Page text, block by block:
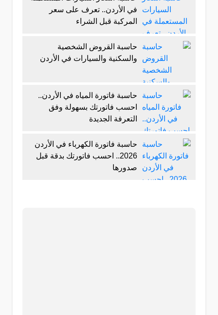
في الأردن.. تعرف على سعر
المركبة قبل الشراء
حاسبة القروض الشخصية
والسكنية والسيارات في الأردن
حاسبة فاتورة المياه في الأردن..
احسب فاتورتك بسهولة وفق
التعرفة الجديدة
حاسبة فاتورة الكهرباء في الأردن
2026.. احسب فاتورتك بدقة قبل
صدورها